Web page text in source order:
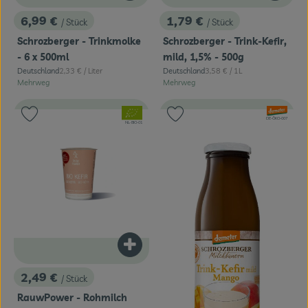
, Preis:
6,99 € / Stück
Schrozberger - Trinkmolke
- 6 x 500ml
, Herkunft:
Deutschland, Referenzpreis:
2,33 € / Liter
Mehrweg
, Preis:
1,79 € / Stück
Schrozberger - Trink-Kefir,
mild, 1,5% - 500g
, Herkunft:
Deutschland, Referenzpreis:
3,58 € / 1L
Mehrweg
, Preis:
2,49 € / Stück
RauwPower - Rohmilch
Produkt zum Warenkorb hinzufügen
, Verband:
, Kontrollstelle:
NL-BIO-01
Produkt zu Favouriten hinzufügen
, Verband:
, Kontrollstelle:
DE-ÖKO-007
Produkt zu Favouriten hinzufügen